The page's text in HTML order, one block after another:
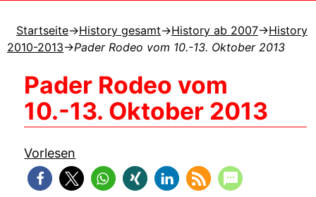
Startseite→History gesamt→History ab 2007→History
2010-2013→Pader Rodeo vom 10.-13. Oktober 2013
Pader Rodeo vom
10.-13. Oktober 2013
Vorlesen